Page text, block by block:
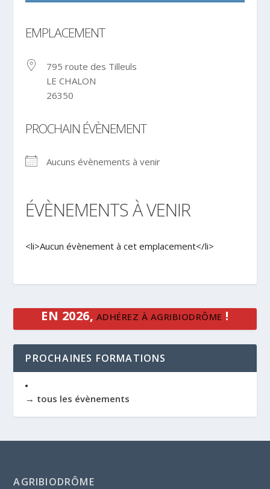
EMPLACEMENT
795 route des Tilleuls
LE CHALON
26350
PROCHAIN ÉVÈNEMENT
Aucuns évènements à venir
ÉVÈNEMENTS À VENIR
<li>Aucun évènement à cet emplacement</li>
EN 2026, ADHÉREZ À AGRIBIODRÔME !
PROCHAINES FORMATIONS
→ tous les évènements
AGRIBIODRÔME